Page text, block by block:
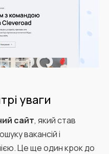
уваги
сайт, який став
вакансій і
Це ще один крок до